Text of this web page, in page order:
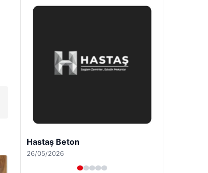
Prenses Night Club
29/04/2026